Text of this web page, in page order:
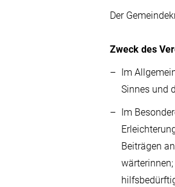
Der
Zweck des
Im
Sinnes und
Im
Beiträgen